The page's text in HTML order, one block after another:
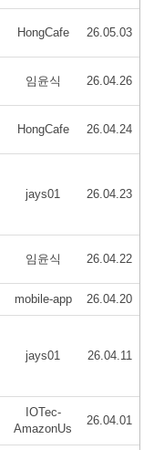
HongCafe 26.05.03
임윤식 26.04.26
HongCafe 26.04.24
jays01 26.04.23
임윤식 26.04.22
mobile-app 26.04.20
jays01 26.04.11
IOTec-
AmazonUs
26.04.01